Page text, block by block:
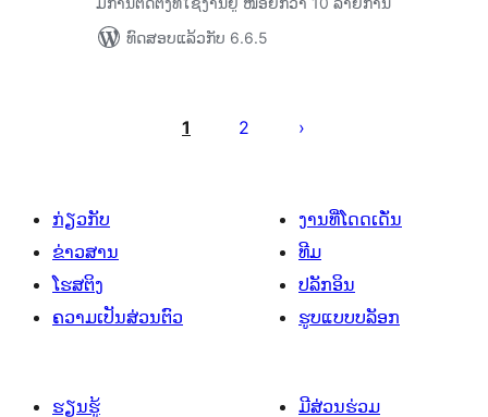
ທົດສອບແລ້ວກັບ 6.6.5
1 2
ກ່ຽວກັບ
ຂ່າວສານ
ໂຮສຕິງ
ຄວາມເປັນສ່ວນຕົວ
ງານທີ່ໂດດເດັ່ນ
ທີມ
ປລັກອິນ
ຮູບແບບບລັອກ
ຮຽນຮູ້
ມີສ່ວນຮ່ວມ